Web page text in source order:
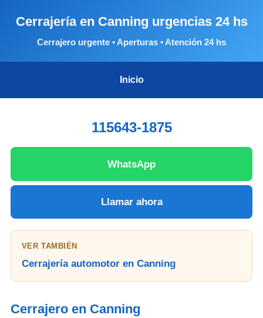
Cerrajería en Canning urgencias 24 hs
Cerrajero urgente • Aperturas • Atención 24 hs
Inicio
115643-1875
WhatsApp
Llamar ahora
VER TAMBIÉN
Cerrajería automotor en Canning
Cerrajero en Canning